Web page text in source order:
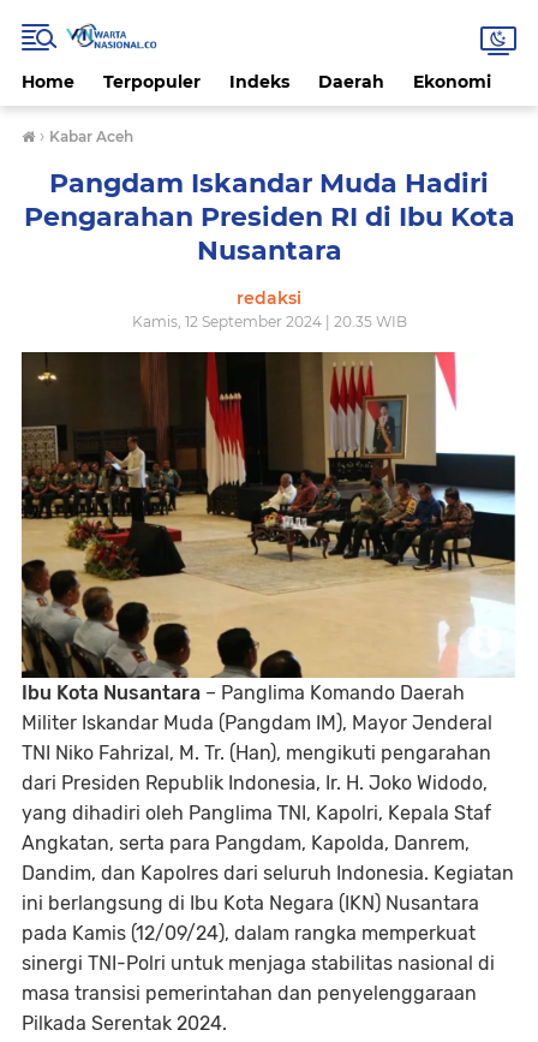
Home Terpopuler Indeks Daerah Ekonomi
› Kabar Aceh
Pangdam Iskandar Muda Hadiri
Pengarahan Presiden RI di Ibu Kota
Nusantara
redaksi
Kamis, 12 September 2024 | 20.35 WIB
Ibu Kota Nusantara – Panglima Komando Daerah
Militer Iskandar Muda (Pangdam IM), Mayor Jenderal
TNI Niko Fahrizal, M. Tr. (Han), mengikuti pengarahan
dari Presiden Republik Indonesia, Ir. H. Joko Widodo,
yang dihadiri oleh Panglima TNI, Kapolri, Kepala Staf
Angkatan, serta para Pangdam, Kapolda, Danrem,
Dandim, dan Kapolres dari seluruh Indonesia. Kegiatan
ini berlangsung di Ibu Kota Negara (IKN) Nusantara
pada Kamis (12/09/24), dalam rangka memperkuat
sinergi TNI-Polri untuk menjaga stabilitas nasional di
masa transisi pemerintahan dan penyelenggaraan
Pilkada Serentak 2024.